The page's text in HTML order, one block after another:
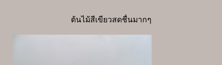
ต้นไม้สีเขียวสดชื่นมากๆ